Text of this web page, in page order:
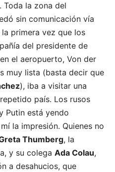
Toda la zona del
sin comunicación vía
primera vez que los
del presidente de
el aeropuerto, Von der
muy lista (basta decir que
), iba a visitar una
país. Los rusos
Putin está yendo
la impresión. Quienes no
Thumberg, la
y su colega Ada Colau,
a desahucios, que